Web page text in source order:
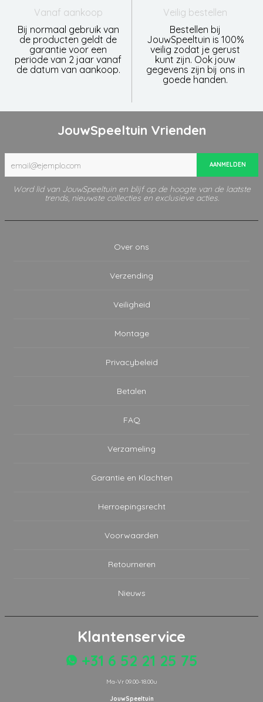
Vanaf aankoop
Bij normaal gebruik van
de producten geldt de
garantie voor een
periode van 2 jaar vanaf
de datum van aankoop.
Veilig bestellen
Bestellen bij
JouwSpeeltuin is 100%
veilig zodat je gerust
kunt zijn. Ook jouw
gegevens zijn bij ons in
goede handen.
JouwSpeeltuin Vrienden
AANMELDEN
Word lid van JouwSpeeltuin en blijf op de hoogte van de laatste
trends, nieuwste collecties en exclusieve acties.
Over ons
Verzending
Veiligheid
Montage
Privacybeleid
Betalen
FAQ
Verzameling
Garantie en Klachten
Herroepingsrecht
Voorwaarden
Retourneren
Nieuws
Klantenservice
+31 6 52 21 25 75
Ma-Vr 09.00-18.00u
JouwSpeeltuin